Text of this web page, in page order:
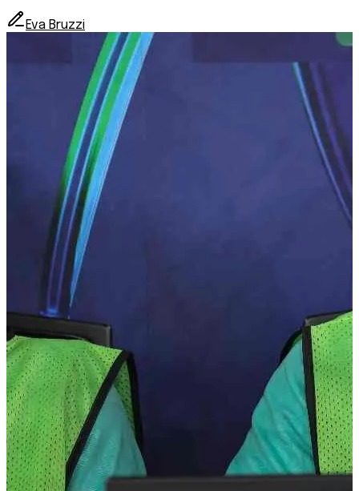
Eva Bruzzi